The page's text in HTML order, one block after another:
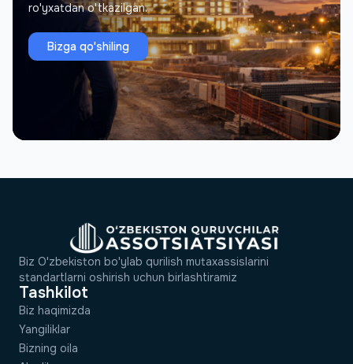
ro'yxatdan o'tkazilgan.
Bizga qo'shiling
Biz O'zbekiston bo'ylab qurilish mutaxassislarini
standartlarni oshirish uchun birlashtiramiz
Tashkilot
Biz haqimizda
Yangiliklar
Bizning oila